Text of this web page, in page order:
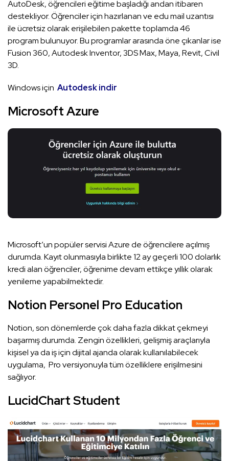
AutoDesk, öğrencileri eğitime başladığı andan itibaren
destekliyor. Öğrenciler için hazırlanan ve edu mail uzantısı
ile ücretsiz olarak erişilebilen pakette toplamda 46
program bulunuyor. Bu programlar arasında öne çıkanlar ise
Fusion 360, Autodesk Inventor, 3DS Max, Maya, Revit, Civil
3D.
Windows için Autodesk indir
Microsoft Azure
Microsoft’un popüler servisi Azure de öğrencilere açılmış
durumda. Kayıt olunmasıyla birlikte 12 ay geçerli 100 dolarlık
kredi alan öğrenciler, öğrenime devam ettikçe yıllık olarak
yenileme yapabilmektedir.
Notion Personel Pro Education
Notion, son dönemlerde çok daha fazla dikkat çekmeyi
başarmış durumda. Zengin özellikleri, gelişmiş araçlarıyla
kişisel ya da iş için dijital ajanda olarak kullanılabilecek
uygulama, Pro versiyonuyla tüm özelliklere erişilmesini
sağlıyor.
LucidChart Student